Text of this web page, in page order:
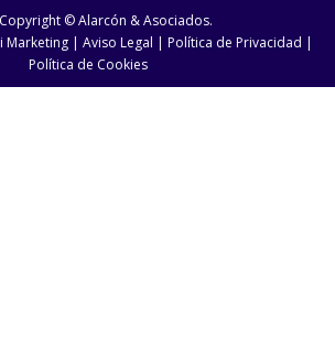
© Alarcón & Asociados.
Marketing | Aviso Legal | Política de Privacidad |
Política de Cookies